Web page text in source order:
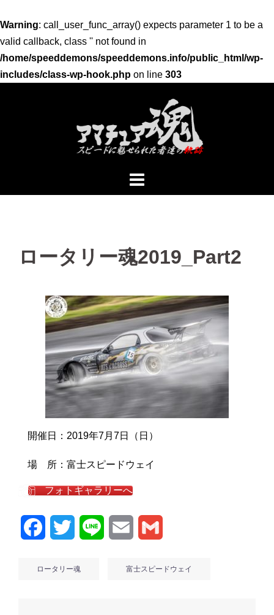
Warning: call_user_func_array() expects parameter 1 to be a
valid callback, class '' not found in
/home/speeddemons/speeddemons.info/public_html/wp-
includes/class-wp-hook.php on line 303
ロータリー魂2019_Part2
開催日：2019年7月7日（日）
場 所：富士スピードウェイ
フォトギャラリーへ
FacebookTwitter Line Email
ロータリー魂 富士スピードウェイ